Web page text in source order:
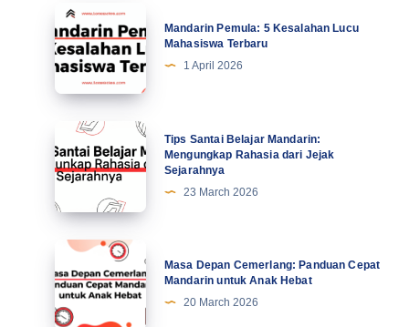
Tingkatkan
Motivasi
di
Abad
Ke-
Mandarin
Pemula:
5
Kesalahan
Lucu
Mahasiswa
Terbaru
Mandarin Pemula: 5 Kesalahan Lucu
Mahasiswa Terbaru
1 April 2026
Tips
Santai
Belajar
Mandarin:
Mengungkap
Rahasia
dari
Jejak
Sejarahnya
Tips Santai Belajar Mandarin:
Mengungkap Rahasia dari Jejak
Sejarahnya
23 March 2026
Masa
Depan
Cemerlang:
Panduan
Masa Depan Cemerlang: Panduan Cepat
Mandarin untuk Anak Hebat
20 March 2026